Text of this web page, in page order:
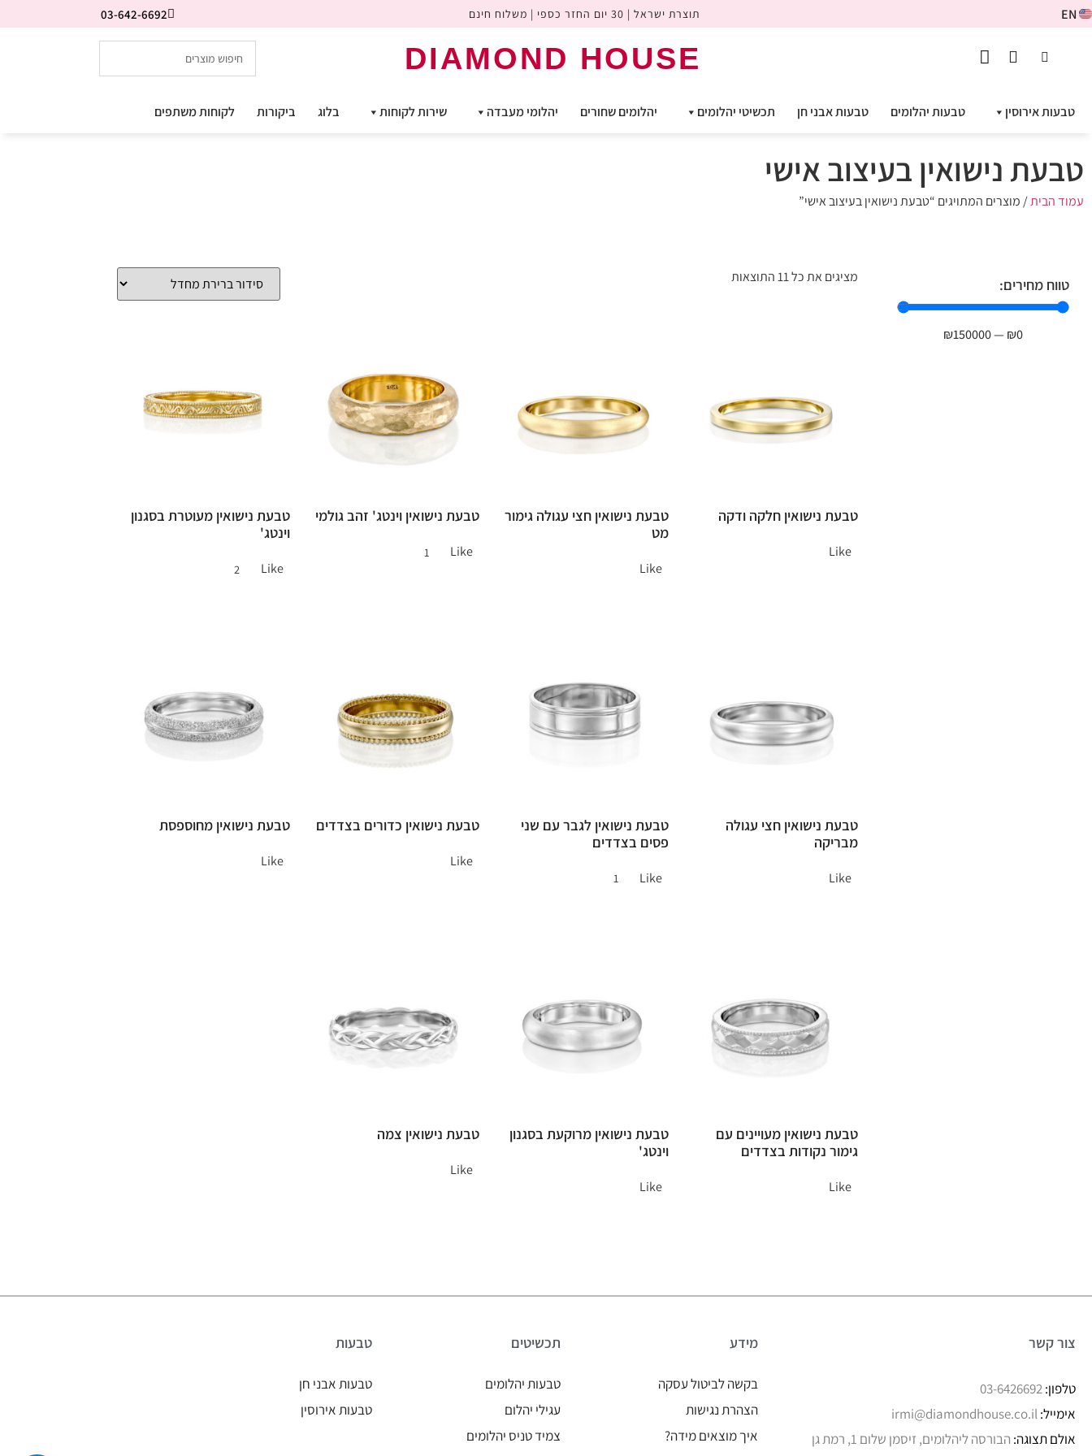
EN תוצרת ישראל | 30 יום החזר כספי | משלוח חינם 03-642-6692
DIAMOND HOUSE
טבעות אירוסין טבעות יהלומים טבעות אבני חן תכשיטי יהלומים יהלומים שחורים יהלומי מעבדה שירות לקוחות בלוג ביקורות לקוחות משתפים
טבעת נישואין בעיצוב אישי
עמוד הבית/ מוצרים המתויגים “טבעת נישואין בעיצוב אישי”
טווח מחירים:
₪0
—
₪150000
מציגים את כל ⁦11⁩ התוצאות
טבעת נישואין חלקה ודקה
Like
טבעת נישואין חצי עגולה גימור
מט
Like
טבעת נישואין וינטג' זהב גולמי
Like
1
טבעת נישואין מעוטרת בסגנון
וינטג'
Like
2
טבעת נישואין חצי עגולה
מבריקה
Like
טבעת נישואין לגבר עם שני
פסים בצדדים
Like
1
טבעת נישואין כדורים בצדדים
Like
טבעת נישואין מחוספסת
Like
טבעת נישואין מעויינים עם
גימור נקודות בצדדים
Like
טבעת נישואין מרוקעת בסגנון
וינטג'
Like
טבעת נישואין צמה
Like
צור קשר
טלפון:03-6426692
אימייל:irmi@diamondhouse.co.il
אולם תצוגה: הבורסה ליהלומים, זיסמן שלום 1, רמת גן
מידע
בקשה לביטול עסקה
הצהרת נגישות
איך מוצאים מידה?
תכשיטים
טבעות יהלומים
עגילי יהלום
צמיד טניס יהלומים
טבעות
טבעות אבני חן
טבעות אירוסין